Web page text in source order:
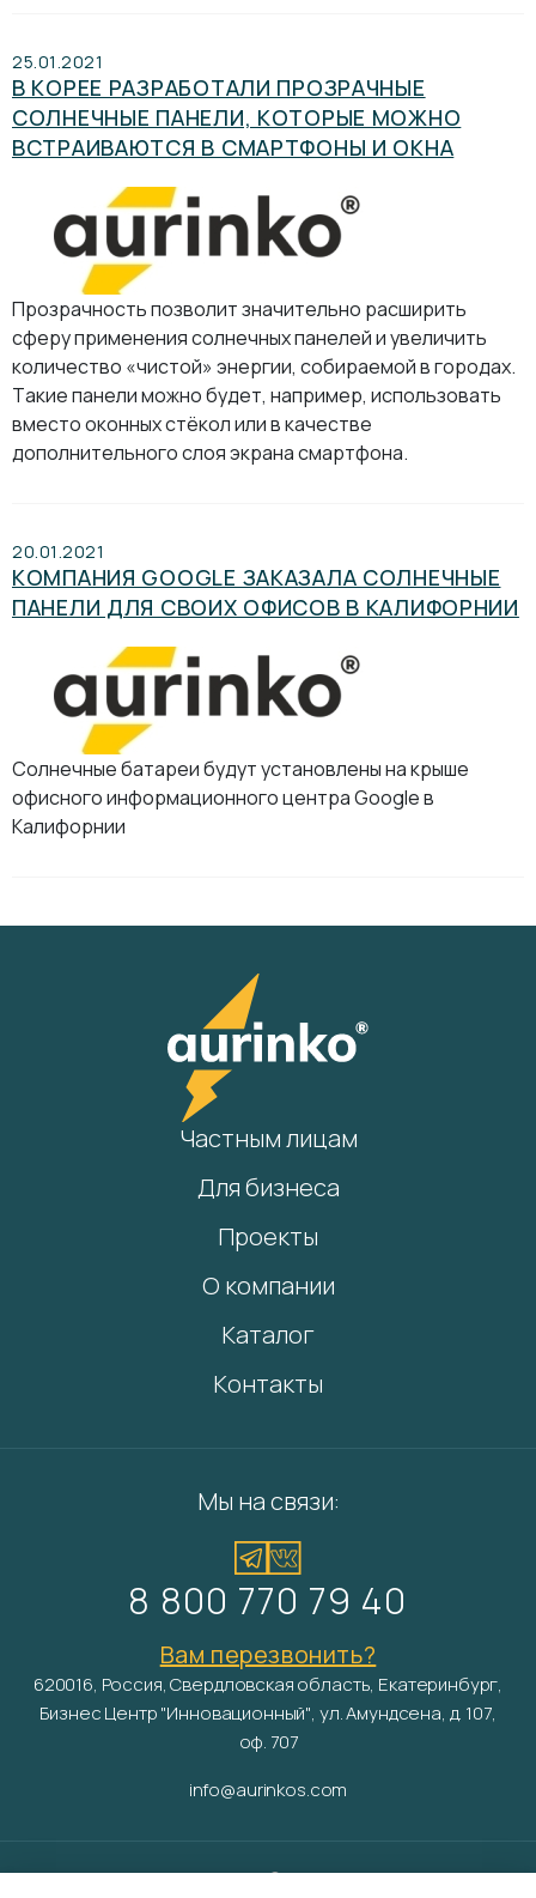
25.01.2021
В КОРЕЕ РАЗРАБОТАЛИ ПРОЗРАЧНЫЕ
СОЛНЕЧНЫЕ ПАНЕЛИ, КОТОРЫЕ МОЖНО
ВСТРАИВАЮТСЯ В СМАРТФОНЫ И ОКНА
Прозрачность позволит значительно расширить
сферу применения солнечных панелей и увеличить
количество «чистой» энергии, собираемой в городах.
Такие панели можно будет, например, использовать
вместо оконных стёкол или в качестве
дополнительного слоя экрана смартфона.
20.01.2021
КОМПАНИЯ GOOGLE ЗАКАЗАЛА СОЛНЕЧНЫЕ
ПАНЕЛИ ДЛЯ СВОИХ ОФИСОВ В КАЛИФОРНИИ
Солнечные батареи будут установлены на крыше
офисного информационного центра Google в
Калифорнии
Частным лицам
Для бизнеса
Проекты
О компании
Каталог
Контакты
Мы на связи:
8 800 770 79 40
Вам перезвонить?
620016, Россия, Свердловская область, Екатеринбург,
Бизнес Центр "Инновационный", ул. Амундсена, д. 107,
оф. 707
info@aurinkos.com
Aurinko ©2026